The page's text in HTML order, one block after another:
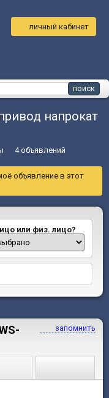
личный кабинет
напрокат
4 объявлений
объявление в этот
или физ. лицо?
запомнить